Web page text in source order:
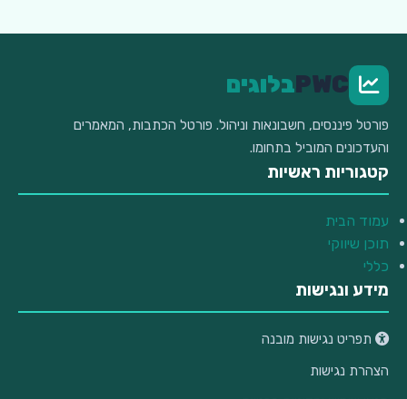
PWCבלוגים
פורטל פיננסים, חשבונאות וניהול. פורטל הכתבות, המאמרים
והעדכונים המוביל בתחומו.
קטגוריות ראשיות
עמוד הבית
תוכן שיווקי
כללי
מידע ונגישות
תפריט נגישות מובנה
הצהרת נגישות